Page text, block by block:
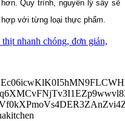
Quy trình, nguyên lý sấy sẽ
với từng loại thực phẩm.
nhanh chóng, đơn giản,